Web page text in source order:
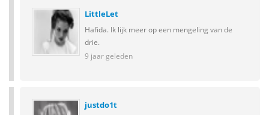
LittleLet
Hafida. Ik lijk meer op een mengeling van de
drie.
9 jaar geleden
justdo1t